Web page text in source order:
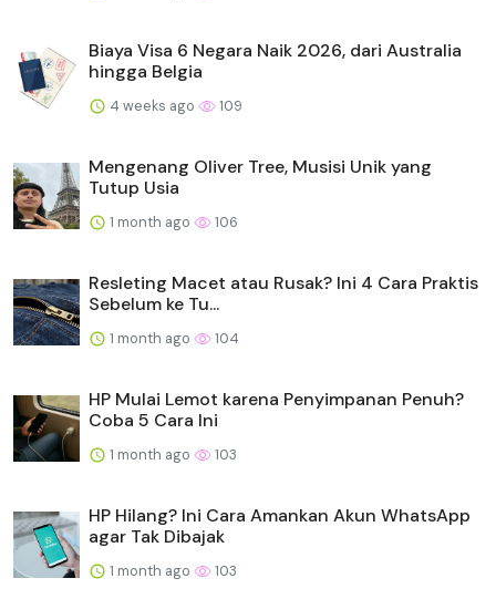
Biaya Visa 6 Negara Naik 2026, dari Australia
hingga Belgia
4 weeks ago 109
Mengenang Oliver Tree, Musisi Unik yang
Tutup Usia
1 month ago 106
Resleting Macet atau Rusak? Ini 4 Cara Praktis
Sebelum ke Tu...
1 month ago 104
HP Mulai Lemot karena Penyimpanan Penuh?
Coba 5 Cara Ini
1 month ago 103
HP Hilang? Ini Cara Amankan Akun WhatsApp
agar Tak Dibajak
1 month ago 103